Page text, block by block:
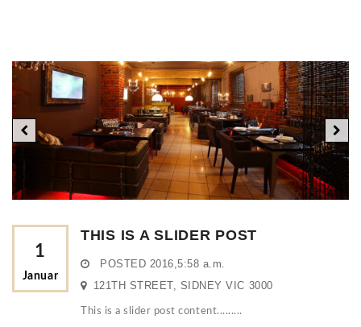
1
Januar
THIS IS A SLIDER POST
POSTED 2016,5:58 a.m.
121TH STREET, SIDNEY VIC 3000
This is a slider post content.........